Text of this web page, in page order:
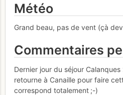
Météo
Grand beau, pas de vent (çà
Commentaires
Dernier jour du séjour
retourne à Canaille pour faire
correspond totalement ;-)